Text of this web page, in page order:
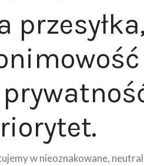
przesyłka,
w nieoznakowane,